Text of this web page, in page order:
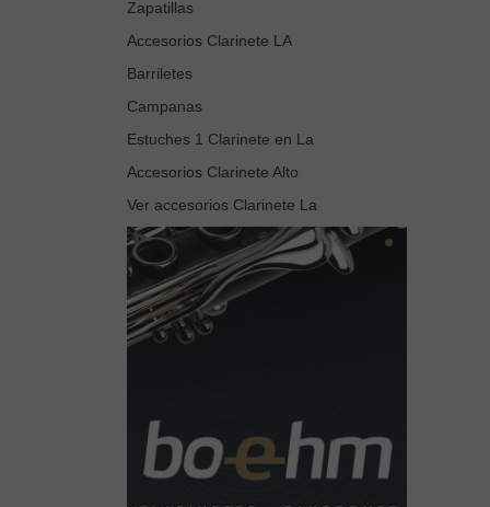
Zapatillas
Accesorios Clarinete LA
Barriletes
Campanas
Estuches 1 Clarinete en La
Accesorios Clarinete Alto
Ver accesorios Clarinete La